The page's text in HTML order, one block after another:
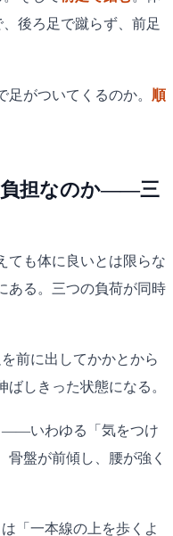
後ろ足で蹴らず、前足
がついてくるのか。 順
負担なのか——三
ても体に良いとは限らな
ある。三つの負荷が同時
を前に出してかかとから
しきった状態になる。
——いわゆる「気をつけ
盤が前傾し、腰が強く
「一本線の上を歩くよ